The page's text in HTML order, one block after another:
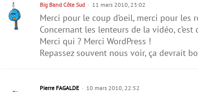
Big Band Côte Sud 11 mars 2010, 23:02
Merci pour le coup d’oeil, merci pour
Concernant les lenteurs de la vidéo,
Merci qui ? Merci WordPress !
Repassez souvent nous voir, ça devrait
Pierre FAGALDE 10 mars 2010, 22:52